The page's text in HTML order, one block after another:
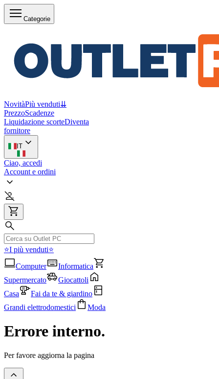
Categorie
NovitàPiù venduti⇊
PrezzoScadenze
Liquidazione scorteDiventa
fornitore
IT
Ciao, accedi
Account e ordini
⭐I più venduti⭐
Computer
Informatica
Supermercato
Giocattoli
Casa
Fai da te & giardino
Grandi elettrodomestici
Moda
Errore interno.
Per favore aggiorna la pagina